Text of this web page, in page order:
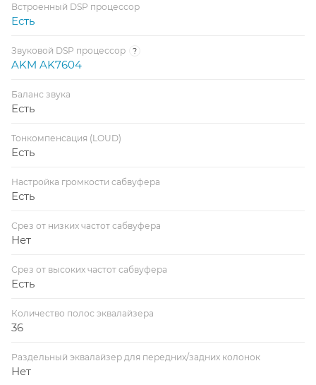
Встроенный DSP процессор
Есть
Звуковой DSP процессор ?
AKM AK7604
Баланс звука
Есть
Тонкомпенсация (LOUD)
Есть
Настройка громкости сабвуфера
Есть
Срез от низких частот сабвуфера
Нет
Срез от высоких частот сабвуфера
Есть
Количество полос эквалайзера
36
Раздельный эквалайзер для передних/задних колонок
Нет